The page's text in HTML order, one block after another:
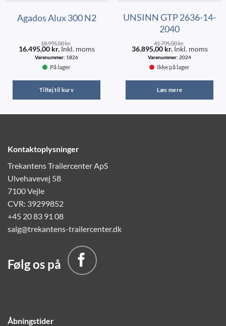
Agados Alux 300 N2
18.995,00kr.
16.495,00 kr.Inkl. moms
Varenummer: 1826
På lager
Tilføj til kurv
UNSINN GTP 2636-14-
2040
41.795,00kr.
36.895,00 kr.Inkl. moms
Varenummer: 2024
Ikke på lager
Læs mere
Kontaktoplysninger
Trekantens Trailercenter ApS
Ulvehavevej 58
7100 Vejle
CVR: 39299852
+45 20 83 91 08
salg@trekantens-trailercenter.dk
Følg os på
Åbningstider